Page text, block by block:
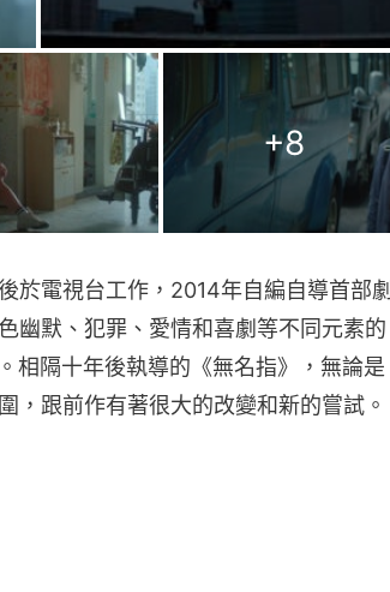
+8
於電視台工作，2014年自編自導首部劇
幽默、犯罪、愛情和喜劇等不同元素的
相隔十年後執導的《無名指》，無論是
，跟前作有著很大的改變和新的嘗試。